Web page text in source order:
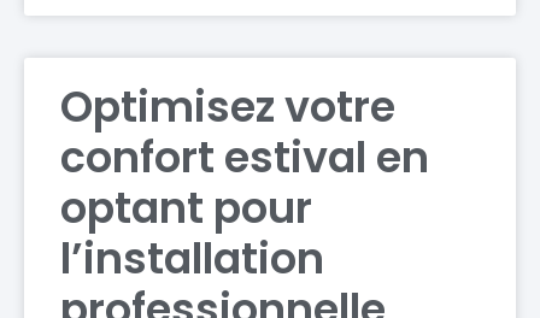
Optimisez votre
confort estival en
optant pour
l’installation